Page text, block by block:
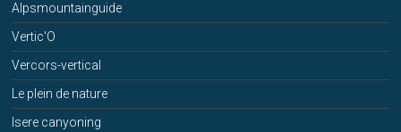
Alpsmountainguide
Vertic'O
Vercors-vertical
Le plein de nature
Isere canyoning